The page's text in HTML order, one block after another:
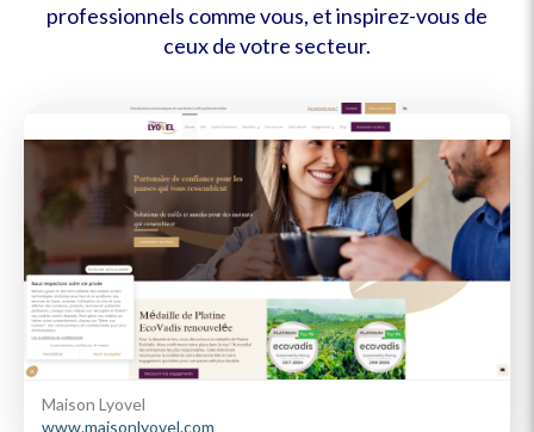
professionnels comme vous, et inspirez-vous de
ceux de votre secteur.
Maison Lyovel
www.maisonlyovel.com